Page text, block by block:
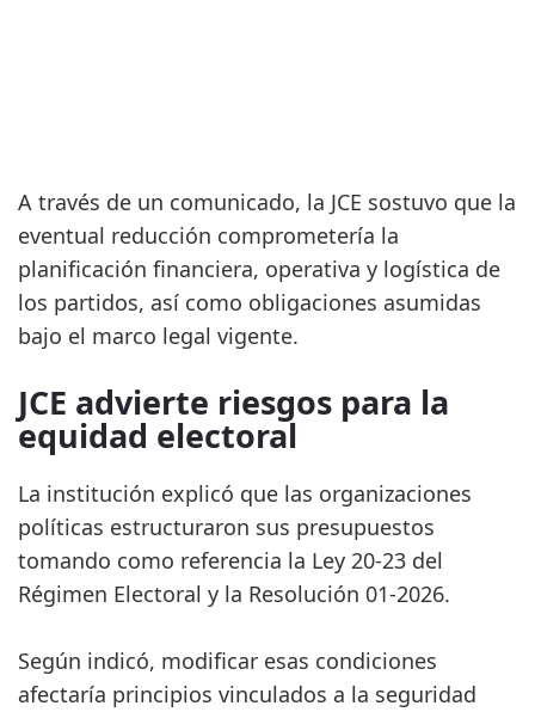
A través de un comunicado, la JCE sostuvo que la
eventual reducción comprometería la
planificación financiera, operativa y logística de
los partidos, así como obligaciones asumidas
bajo el marco legal vigente.
JCE advierte riesgos para la
equidad electoral
La institución explicó que las organizaciones
políticas estructuraron sus presupuestos
tomando como referencia la Ley 20-23 del
Régimen Electoral y la Resolución 01-2026.
Según indicó, modificar esas condiciones
afectaría principios vinculados a la seguridad